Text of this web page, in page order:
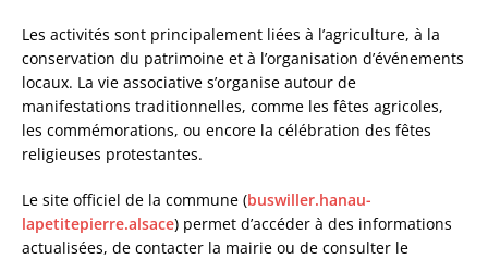
Les activités sont principalement liées à l’agriculture, à la
conservation du patrimoine et à l’organisation d’événements
locaux. La vie associative s’organise autour de
manifestations traditionnelles, comme les fêtes agricoles,
les commémorations, ou encore la célébration des fêtes
religieuses protestantes.
Le site officiel de la commune (buswiller.hanau-
lapetitepierre.alsace) permet d’accéder à des informations
actualisées, de contacter la mairie ou de consulter le